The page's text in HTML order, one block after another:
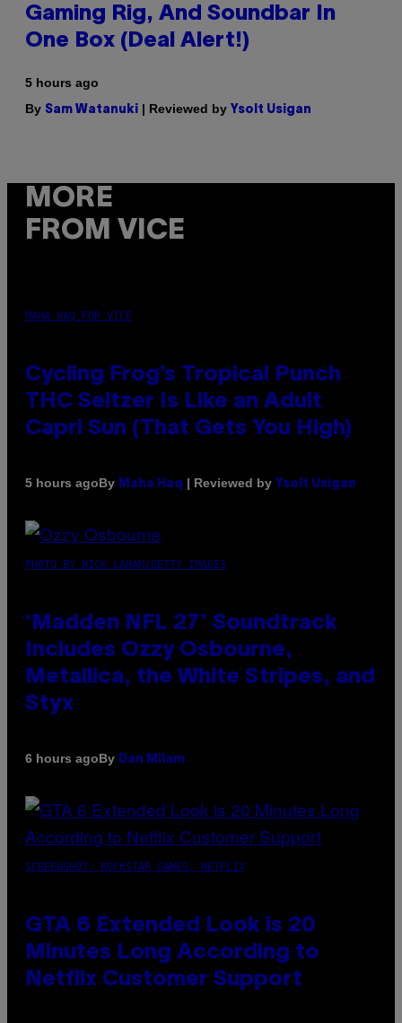
Gaming Rig, And Soundbar In
One Box (Deal Alert!)
5 hours ago
By Sam Watanuki | Reviewed by Ysolt Usigan
MORE
FROM VICE
MAHA HAQ FOR VICE
Cycling Frog’s Tropical Punch
THC Seltzer Is Like an Adult
Capri Sun (That Gets You High)
5 hours agoBy Maha Haq | Reviewed by Ysolt Usigan
PHOTO BY NICK LAHAM/GETTY IMAGES
‘Madden NFL 27’ Soundtrack
Includes Ozzy Osbourne,
Metallica, the White Stripes, and
Styx
6 hours agoBy Dan Milam
SCREENSHOT: ROCKSTAR GAMES, NETFLIX
GTA 6 Extended Look is 20
Minutes Long According to
Netflix Customer Support